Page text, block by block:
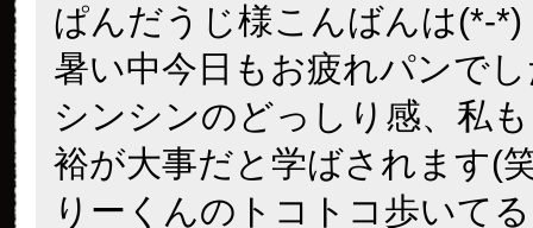
ぱんだうじ様こんばんは(*-*)
暑い中今日もお疲れパンで
シンシンのどっしり感、私
裕が大事だと学ばされます(
りーくんのトコトコ歩いて